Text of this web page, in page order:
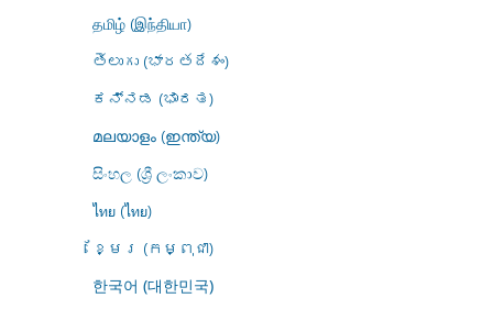
தமிழ் (இந்தியா)
తెలుగు (భారతదేశం)
ಕನ್ನಡ (ಭಾರತ)
മലയാളം (ഇന്ത്യ)
සිංහල (ශ්‍රී ලංකාව)
ไทย (ไทย)
ខ្មែរ (កម្ពុជា)
한국어 (대한민국)